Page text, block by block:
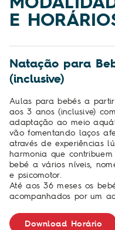
E
Natação para
(inclusive)
Aulas para bebés a
aos 3 anos (inclusive)
adaptação ao meio
vão fomentando laços
através de experiências
harmonia que
bebé a vários níveis,
e psicomotor.
Até aos 36 meses os
acompanhados por um
Download Horário